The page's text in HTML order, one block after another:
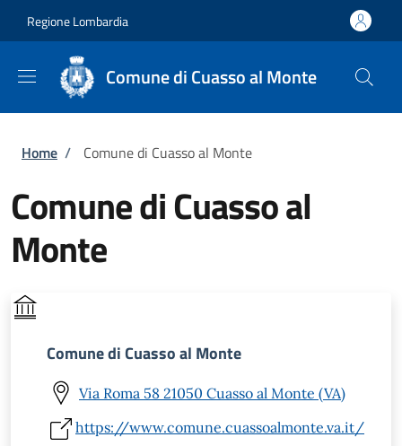
Regione Lombardia
Comune di Cuasso al Monte
Briciole di pane
Home / Comune di Cuasso al Monte
Comune di Cuasso al
Monte
Comune di Cuasso al Monte
Via Roma 58 21050 Cuasso al Monte (VA)
https://www.comune.cuassoalmonte.va.it/